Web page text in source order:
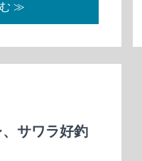
≫
サワラ好釣